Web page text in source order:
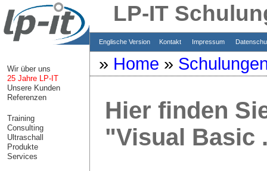
LP-IT
Englische Version Kontakt Impressum
Wir über uns
25 Jahre LP-IT
Unsere Kunden
Referenzen
Training
Consulting
Ultraschall
Produkte
Services
» Home »
Hier finden
"Visual Basic